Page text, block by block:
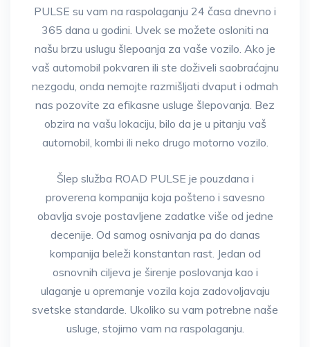
PULSE su vam na raspolaganju 24 časa dnevno i
365 dana u godini. Uvek se možete osloniti na
našu brzu uslugu šlepoanja za vaše vozilo. Ako je
vaš automobil pokvaren ili ste doživeli saobraćajnu
nezgodu, onda nemojte razmišljati dvaput i odmah
nas pozovite za efikasne usluge šlepovanja. Bez
obzira na vašu lokaciju, bilo da je u pitanju vaš
automobil, kombi ili neko drugo motorno vozilo.
Šlep služba ROAD PULSE je pouzdana i
proverena kompanija koja pošteno i savesno
obavlja svoje postavljene zadatke više od jedne
decenije. Od samog osnivanja pa do danas
kompanija beleži konstantan rast. Jedan od
osnovnih ciljeva je širenje poslovanja kao i
ulaganje u opremanje vozila koja zadovoljavaju
svetske standarde. Ukoliko su vam potrebne naše
usluge, stojimo vam na raspolaganju.